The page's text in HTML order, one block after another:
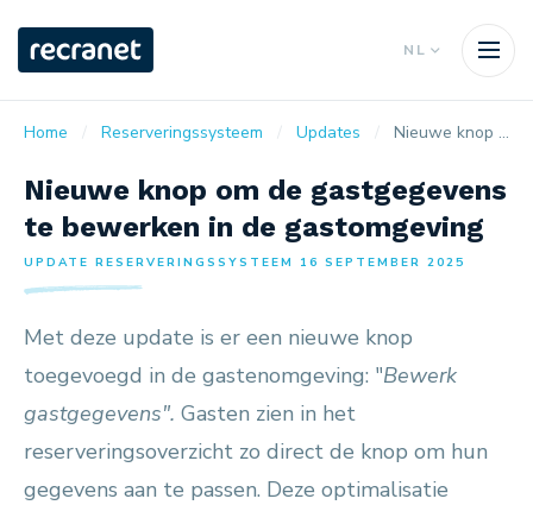
NL
Home Reserveringssysteem Updates Nieuwe knop om de gastgegevens te bewerken in de gastomgeving
Nieuwe knop om de gastgegevens
te bewerken in de gastomgeving
UPDATE RESERVERINGSSYSTEEM 16 SEPTEMBER 2025
Met deze update is er een nieuwe knop
toegevoegd in de gastenomgeving: "Bewerk
gastgegevens". Gasten zien in het
reserveringsoverzicht zo direct de knop om hun
gegevens aan te passen. Deze optimalisatie